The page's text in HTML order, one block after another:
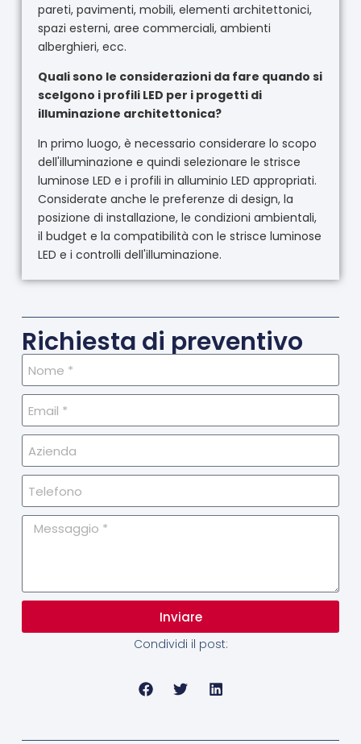
pareti, pavimenti, mobili, elementi architettonici,
spazi esterni, aree commerciali, ambienti
alberghieri, ecc.
Quali sono le considerazioni da fare quando si
scelgono i profili LED per i progetti di
illuminazione architettonica?
In primo luogo, è necessario considerare lo scopo
dell'illuminazione e quindi selezionare le strisce
luminose LED e i profili in alluminio LED appropriati.
Considerate anche le preferenze di design, la
posizione di installazione, le condizioni ambientali,
il budget e la compatibilità con le strisce luminose
LED e i controlli dell'illuminazione.
Richiesta di preventivo
Inviare
Condividi il post: